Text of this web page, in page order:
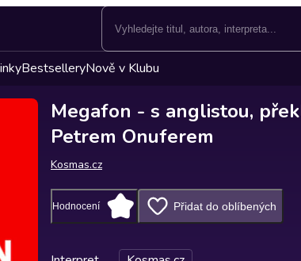
BestselleryNově v Klubu
Megafon - s anglistou,
Petrem Onuferem
Kosmas.cz
Hodnocení Přidat do oblíbených